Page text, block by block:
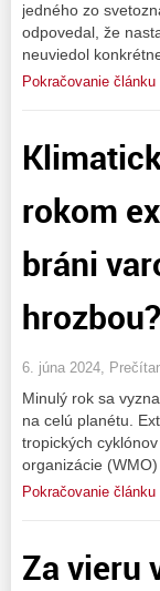
jedného zo
odpovedal, že
neuviedol
Pokračovanie článku
rokom
bráni
hrozbou?
6. júna 2024,
Minulý rok sa
na celú planétu.
tropických
organizácie
Pokračovanie článku
Za vieru